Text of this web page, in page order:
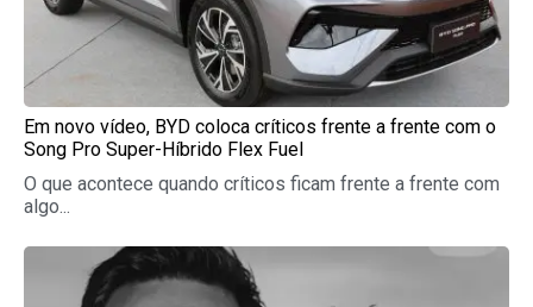
Em novo vídeo, BYD coloca críticos frente a frente com o
Song Pro Super-Híbrido Flex Fuel
O que acontece quando críticos ficam frente a frente com
algo...